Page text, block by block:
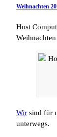
Weihnachten
Host
Wir sind für
unterwegs.